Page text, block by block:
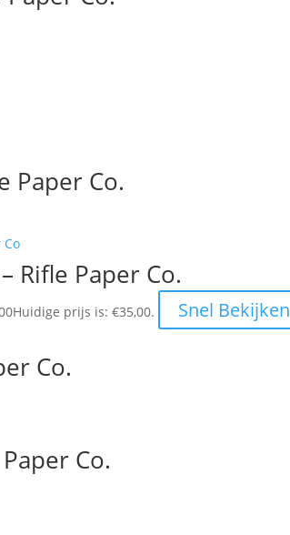
Paper Co.
Rifle Paper Co.
Huidige prijs is: €35,00. Snel Bekijken
Co.
Co.